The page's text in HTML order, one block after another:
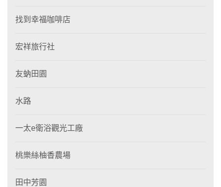
找到幸福咖啡店
宏祥旅行社
友蚋田園
水路
一太e衛浴觀光工廠
桃樂絲柚香農場
田中芳園